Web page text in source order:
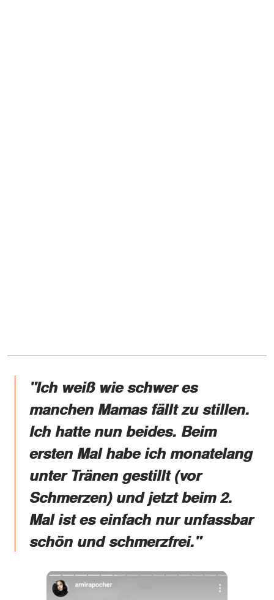
"Ich weiß wie schwer es
manchen Mamas fällt zu stillen.
Ich hatte nun beides. Beim
ersten Mal habe ich monatelang
unter Tränen gestillt (vor
Schmerzen) und jetzt beim 2.
Mal ist es einfach nur unfassbar
schön und schmerzfrei."